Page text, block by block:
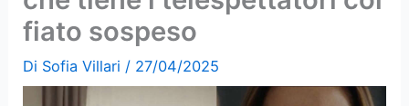
fiato sospeso
Di Sofia Villari / 27/04/2025